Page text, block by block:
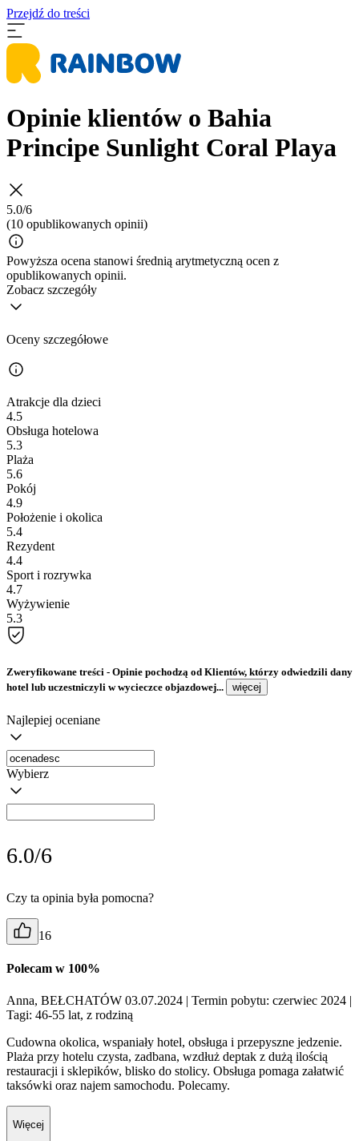
Przejdź do treści
Opinie klientów o Bahia
Principe Sunlight Coral Playa
5.0/6
(10 opublikowanych opinii)
Powyższa ocena stanowi średnią arytmetyczną ocen z
opublikowanych opinii.
Zobacz szczegóły
Oceny szczegółowe
Atrakcje dla dzieci
4.5
Obsługa hotelowa
5.3
Plaża
5.6
Pokój
4.9
Położenie i okolica
5.4
Rezydent
4.4
Sport i rozrywka
4.7
Wyżywienie
5.3
Zweryfikowane treści - Opinie pochodzą od Klientów, którzy odwiedzili dany
hotel lub uczestniczyli w wycieczce objazdowej...
więcej
Najlepiej oceniane
Wybierz
6.0/6
Czy ta opinia była pomocna?
16
Polecam w 100%
Anna, BEŁCHATÓW 03.07.2024 | Termin pobytu: czerwiec 2024 |
Tagi: 46-55 lat, z rodziną
Cudowna okolica, wspaniały hotel, obsługa i przepyszne jedzenie.
Plaża przy hotelu czysta, zadbana, wzdłuż deptak z dużą ilością
restauracji i sklepików, blisko do stolicy. Obsługa pomaga załatwić
taksówki oraz najem samochodu. Polecamy.
Więcej